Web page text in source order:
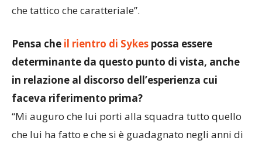
che tattico che caratteriale”.
Pensa che il rientro di Sykes possa essere
determinante da questo punto di vista, anche
in relazione al discorso dell’esperienza cui
faceva riferimento prima?
“Mi auguro che lui porti alla squadra tutto quello
che lui ha fatto e che si è guadagnato negli anni di